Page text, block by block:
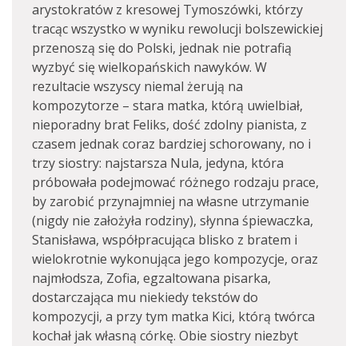
arystokratów z kresowej Tymoszówki, którzy
tracąc wszystko w wyniku rewolucji bolszewickiej
przenoszą się do Polski, jednak nie potrafią
wyzbyć się wielkopańskich nawyków. W
rezultacie wszyscy niemal żerują na
kompozytorze – stara matka, którą uwielbiał,
nieporadny brat Feliks, dość zdolny pianista, z
czasem jednak coraz bardziej schorowany, no i
trzy siostry: najstarsza Nula, jedyna, która
próbowała podejmować różnego rodzaju prace,
by zarobić przynajmniej na własne utrzymanie
(nigdy nie założyła rodziny), słynna śpiewaczka,
Stanisława, współpracująca blisko z bratem i
wielokrotnie wykonująca jego kompozycje, oraz
najmłodsza, Zofia, egzaltowana pisarka,
dostarczająca mu niekiedy tekstów do
kompozycji, a przy tym matka Kici, którą twórca
kochał jak własną córkę. Obie siostry niezbyt